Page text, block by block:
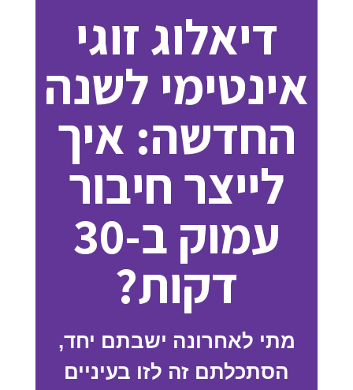
דיאלוג זוגי
אינטימי לשנה
החדשה: איך
לייצר חיבור
עמוק ב-30
דקות?
מתי לאחרונה ישבתם יחד,
הסתכלתם זה לזו בעיניים